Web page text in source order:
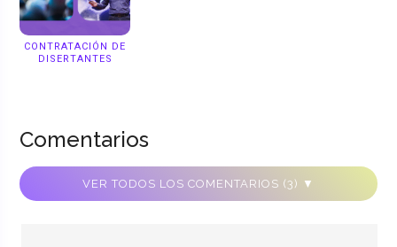
CONTRATACIÓN DE
DISERTANTES
Comentarios
VER TODOS LOS COMENTARIOS (3) ▼